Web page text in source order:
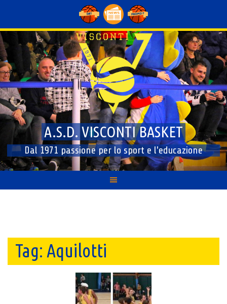
content
A.S.D. VISCONTI BASKET
Dal 1971 passione per lo sport e l'educazione
Tag: Aquilotti